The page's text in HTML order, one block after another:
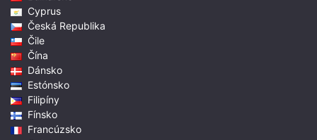
Cyprus
Česká Republika
Čile
Čína
Dánsko
Estónsko
Filipíny
Fínsko
Francúzsko